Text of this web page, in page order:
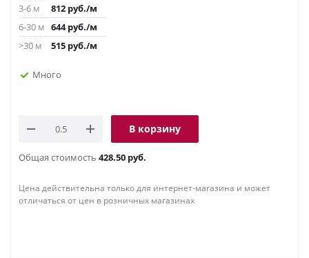
3-6 м
812 руб./м
6-30 м 644руб./м
>30 м
515 руб./м
Много
В корзину
Общая стоимость 428.50 руб.
Цена действительна только для интернет-магазина и может
отличаться от цен в розничных магазинах